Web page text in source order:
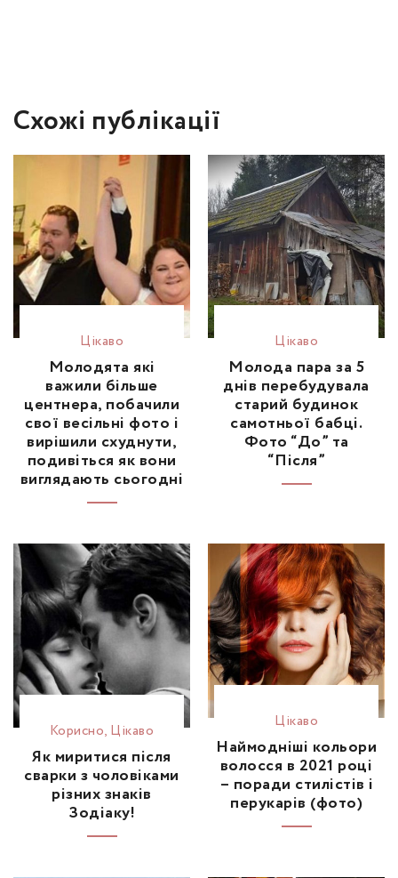
Схожі публікації
Цікаво
Молодята які
важили більше
центнера, побачили
свої весільні фото і
вирішили схуднути,
подивіться як вони
виглядають сьогодні
Цікаво
Молода пара за 5
днів перебудувала
старий будинок
самотньої бабці.
Фото “До” та
“Після”
Корисно, Цікаво
Як миритися після
сварки з чоловіками
різних знаків
Зодіаку!
Цікаво
Наймодніші кольори
волосся в 2021 році
– поради стилістів і
перукарів (фото)